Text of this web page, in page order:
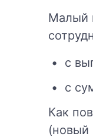
Малый
с
с
Как
(новый